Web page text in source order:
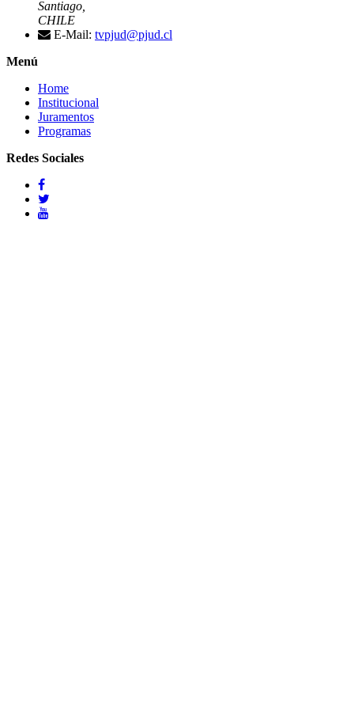
Santiago,
CHILE
E-Mail: tvpjud@pjud.cl
Menú
Home
Institucional
Juramentos
Programas
Redes Sociales